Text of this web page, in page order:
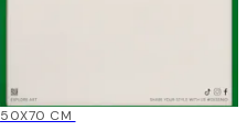
15%*
50X70 CM